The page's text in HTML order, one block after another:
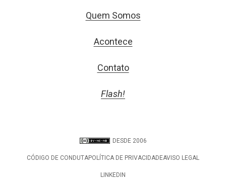
Quem Somos
Acontece
Contato
Flash!
DESDE 2006
CÓDIGO DE CONDUTAPOLÍTICA DE PRIVACIDADEAVISO LEGAL
LINKEDIN